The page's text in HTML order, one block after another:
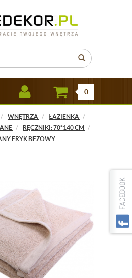
0
WNĘTRZA
ŁAZIENKA
RĘCZNIKI: 70*140 CM
ERYK BEŻOWY